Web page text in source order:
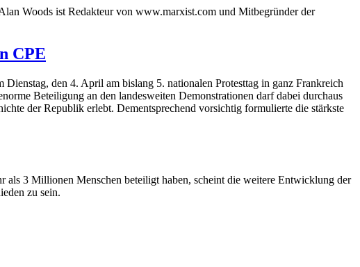
Woods ist Redakteur von www.marxist.com und Mitbegründer der
CPE
den 4. April am bislang 5. nationalen Protesttag in ganz Frankreich
Beteiligung an den landesweiten Demonstrationen darf dabei durchaus
der Republik erlebt. Dementsprechend vorsichtig formulierte die stärkste
als 3 Millionen Menschen beteiligt haben, scheint die weitere Entwicklung der
zu sein.